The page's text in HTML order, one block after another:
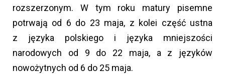
rozszerzonym. W tym roku matury pisemne
potrwają od 6 do 23 maja, z kolei część ustna
z języka polskiego i języka mniejszości
narodowych od 9 do 22 maja, a z języków
nowożytnych od 6 do 25 maja.